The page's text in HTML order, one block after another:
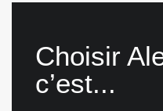
Choisir
c’est...